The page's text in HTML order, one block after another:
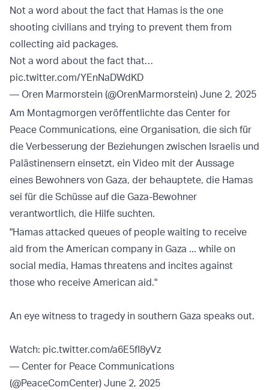
Not a word about the fact that Hamas is the one
shooting civilians and trying to prevent them from
collecting aid packages.
Not a word about the fact that…
pic.twitter.com/YEnNaDWdKD
— Oren Marmorstein (@OrenMarmorstein) June 2, 2025
Am Montagmorgen veröffentlichte das Center for
Peace Communications, eine Organisation, die sich für
die Verbesserung der Beziehungen zwischen Israelis und
Palästinensern einsetzt, ein Video mit der Aussage
eines Bewohners von Gaza, der behauptete, die Hamas
sei für die Schüsse auf die Gaza-Bewohner
verantwortlich, die Hilfe suchten.
"Hamas attacked queues of people waiting to receive
aid from the American company in Gaza ... while on
social media, Hamas threatens and incites against
those who receive American aid."
An eye witness to tragedy in southern Gaza speaks out.
Watch: pic.twitter.com/a6E5fl8yVz
— Center for Peace Communications
(@PeaceComCenter) June 2, 2025